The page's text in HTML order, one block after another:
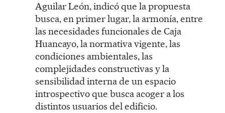
Aguilar León, indicó que la propuesta
busca, en primer lugar, la armonía, entre
las necesidades funcionales de Caja
Huancayo, la normativa vigente, las
condiciones ambientales, las
complejidades constructivas y la
sensibilidad interna de un espacio
introspectivo que busca acoger a los
distintos usuarios del edificio.